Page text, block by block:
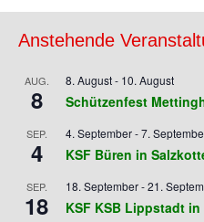
Navigation
Anstehende
AUG.
8
8. August- 10. August
Schützenfest
SEP.
4
4. September-7.
KSF Büren in
SEP.
18
18. September-21.
KSF KSB Lippstadt